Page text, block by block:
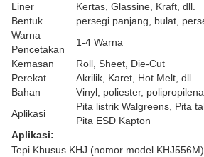
Liner
Kertas, Glassine, Kraft, dll.
Bentuk
persegi panjang, bulat,
Warna
Pencetakan
1-4 Warna
Kemasan
Roll, Sheet, Die-Cut
Perekat
Akrilik, Karet, Hot Melt, dll.
Bahan
Vinyl, poliester,
Aplikasi
Pita listrik Walgreens, Pita
Pita ESD Kapton
Aplikasi:
Tepi Khusus KHJ (nomor model